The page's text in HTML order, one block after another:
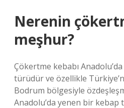
Nerenin
meşhur?
Çökertme kebabı
türüdür ve özellikle
Bodrum bölgesiyle
Anadolu’da yenen bir